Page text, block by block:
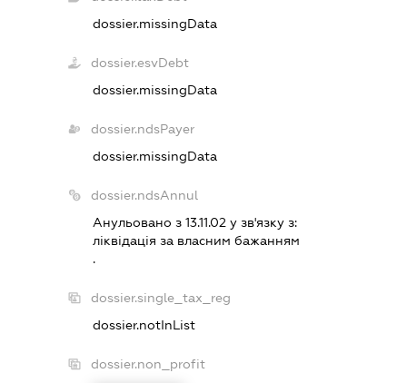
dossier.missingData
dossier.esvDebt
dossier.missingData
dossier.ndsPayer
dossier.missingData
dossier.ndsAnnul
Анульовано з 13.11.02 у зв'язку з:
лiквiдацiя за власним бажанням
.
dossier.single_tax_reg
dossier.notInList
dossier.non_profit